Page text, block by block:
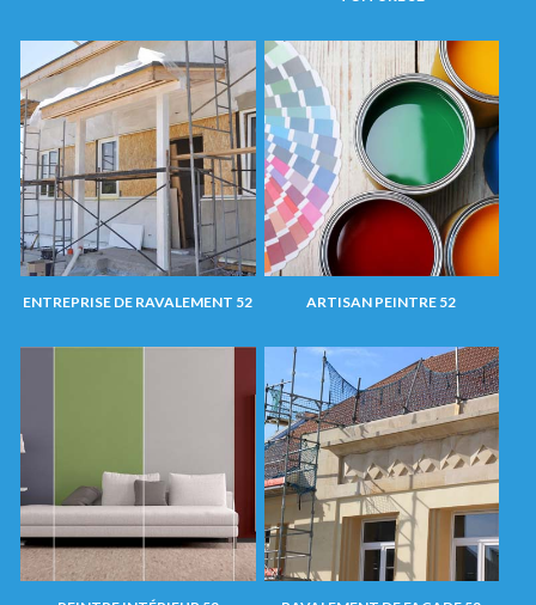
ENTREPRISE DE RAVALEMENT 52 ARTISAN PEINTRE 52